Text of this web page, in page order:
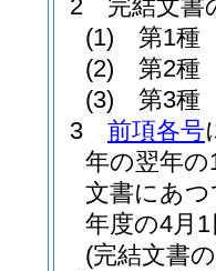
2
完結文書
(1)
第1種
(2)
第2種
(3)
第3種
3
前項各号
年の翌年
文書にあ
年度の4月
(完結文書